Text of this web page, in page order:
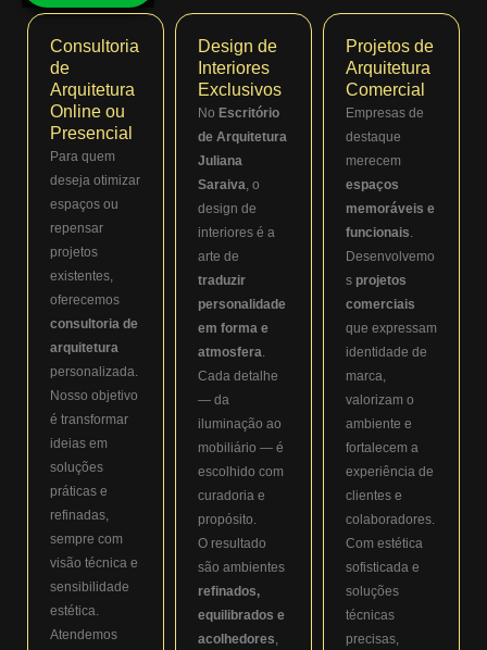
Consultoria
de
Arquitetura
Online ou
Presencial
Para quem
deseja otimizar
espaços ou
repensar
projetos
existentes,
oferecemos
consultoria de
arquitetura
personalizada.
Nosso objetivo
é transformar
ideias em
soluções
práticas e
refinadas,
sempre com
visão técnica e
sensibilidade
estética.
Atendemos
Design de
Interiores
Exclusivos
No Escritório
de Arquitetura
Juliana
Saraiva, o
design de
interiores é a
arte de
traduzir
personalidade
em forma e
atmosfera.
Cada detalhe
— da
iluminação ao
mobiliário — é
escolhido com
curadoria e
propósito.
O resultado
são ambientes
refinados,
equilibrados e
acolhedores,
Projetos de
Arquitetura
Comercial
Empresas de
destaque
merecem
espaços
memoráveis e
funcionais.
Desenvolvemo
s projetos
comerciais
que expressam
identidade de
marca,
valorizam o
ambiente e
fortalecem a
experiência de
clientes e
colaboradores.
Com estética
sofisticada e
soluções
técnicas
precisas,